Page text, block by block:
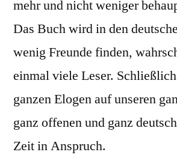
mehr und nicht weniger
Das Buch wird in den
wenig Freunde finden,
einmal viele Leser.
ganzen Elogen auf unseren
ganz offenen und ganz
Zeit in Anspruch.